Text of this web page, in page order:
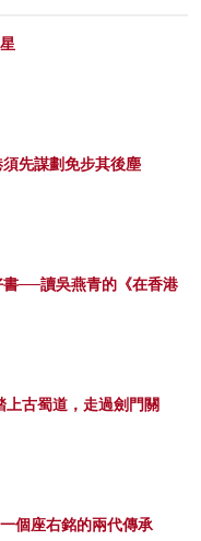
先謀劃免步其後塵
書──讀吳燕青的《在香港
古蜀道，走過劍門關
個座右銘的兩代傳承